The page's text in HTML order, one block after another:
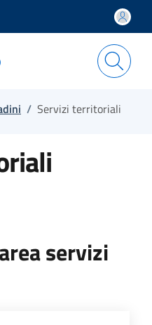
/ Servizi territoriali
servizi